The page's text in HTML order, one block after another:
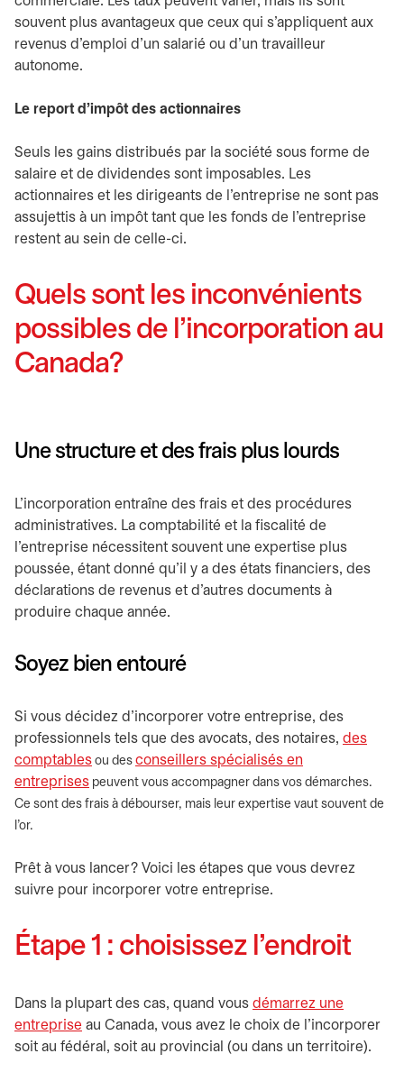
souvent plus avantageux que ceux qui s’appliquent aux
revenus d’emploi d’un salarié ou d’un travailleur
autonome.
Le report d’impôt des actionnaires
Seuls les gains distribués par la société sous forme de
salaire et de dividendes sont imposables. Les
actionnaires et les dirigeants de l’entreprise ne sont pas
assujettis à un impôt tant que les fonds de l’entreprise
restent au sein de celle-ci.
Quels sont les inconvénients
possibles de l’incorporation au
Canada?
Une structure et des frais plus lourds
L’incorporation entraîne des frais et des procédures
administratives. La comptabilité et la fiscalité de
l’entreprise nécessitent souvent une expertise plus
poussée, étant donné qu’il y a des états financiers, des
déclarations de revenus et d’autres documents à
produire chaque année.
Soyez bien entouré
Si vous décidez d’incorporer votre entreprise, des
professionnels tels que des avocats, des notaires, des
comptables ou des conseillers spécialisés en
entreprises peuvent vous accompagner dans vos démarches.
Ce sont des frais à débourser, mais leur expertise vaut souvent de
l’or.
Prêt à vous lancer? Voici les étapes que vous devrez
suivre pour incorporer votre entreprise.
Étape 1 : choisissez l’endroit
Dans la plupart des cas, quand vous démarrez une
entreprise au Canada, vous avez le choix de l’incorporer
soit au fédéral, soit au provincial (ou dans un territoire).